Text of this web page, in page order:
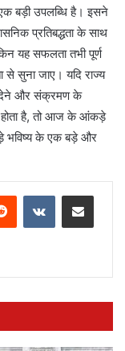
बड़ी उपलब्धि है। इसने
प्रतिबद्धता के साथ
यह सफलता तभी पूर्ण
से सुना जाए। यदि राज्य
देने और संक्रमण के
होता है, तो आज के आंकड़े
भविष्य के एक बड़े और
Reddit VKontakteShare via Email